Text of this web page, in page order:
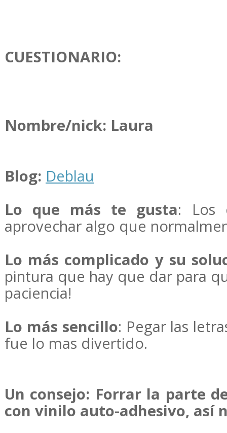
CUESTIONARIO:
Nombre/nick: Laura
Blog: Deblau
Lo que más te gusta: Los
aprovechar algo que
Lo más complicado y su
pintura que hay que dar para
paciencia!
Lo más sencillo: Pegar las
fue lo mas divertido.
Un consejo: Forrar la parte
con vinilo auto-adhesivo, así